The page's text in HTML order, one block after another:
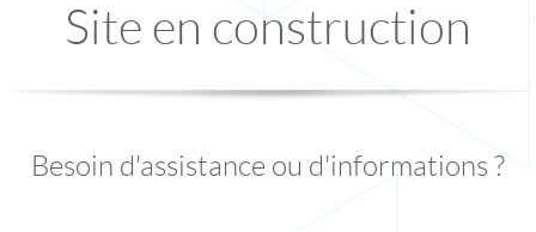
Site en construction
Besoin d'assistance ou d'informations ?